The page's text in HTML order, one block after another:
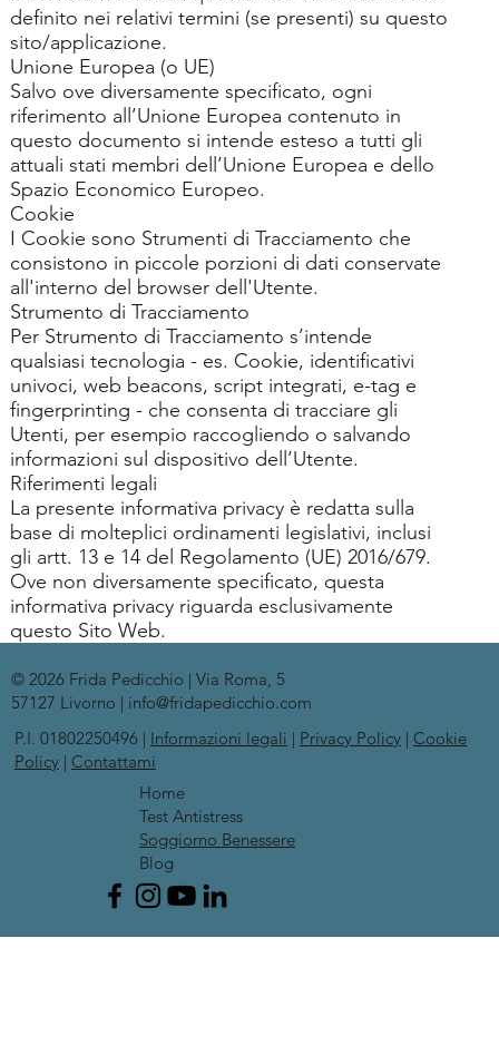
definito nei relativi termini (se presenti) su questo
sito/applicazione.
Unione Europea (o UE)
Salvo ove diversamente specificato, ogni
riferimento all’Unione Europea contenuto in
questo documento si intende esteso a tutti gli
attuali stati membri dell’Unione Europea e dello
Spazio Economico Europeo.
Cookie
I Cookie sono Strumenti di Tracciamento che
consistono in piccole porzioni di dati conservate
all'interno del browser dell'Utente.
Strumento di Tracciamento
Per Strumento di Tracciamento s’intende
qualsiasi tecnologia - es. Cookie, identificativi
univoci, web beacons, script integrati, e-tag e
fingerprinting - che consenta di tracciare gli
Utenti, per esempio raccogliendo o salvando
informazioni sul dispositivo dell’Utente.
Riferimenti legali
La presente informativa privacy è redatta sulla
base di molteplici ordinamenti legislativi, inclusi
gli artt. 13 e 14 del Regolamento (UE) 2016/679.
Ove non diversamente specificato, questa
informativa privacy riguarda esclusivamente
questo Sito Web.
© 2026 Frida Pedicchio | Via Roma, 5
57127 Livorno | info@fridapedicchio.com
Home
Test Antistress
Soggiorno Benessere
Blog
P.I. 01802250496 | Informazioni legali | Privacy Policy| Cookie
Policy| Contattami